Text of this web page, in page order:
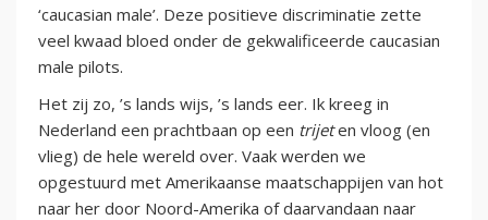
‘caucasian male’. Deze positieve discriminatie zette
veel kwaad bloed onder de gekwalificeerde caucasian
male pilots.
Het zij zo, ’s lands wijs, ’s lands eer. Ik kreeg in
Nederland een prachtbaan op een trijeten vloog (en
vlieg) de hele wereld over. Vaak werden we
opgestuurd met Amerikaanse maatschappijen van hot
naar her door Noord-Amerika of daarvandaan naar